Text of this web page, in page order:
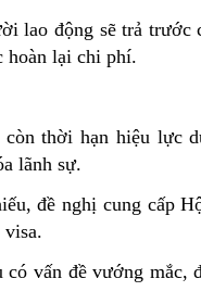
lao động sẽ trả trước
hoàn lại chi phí.
thời hạn hiệu lực
lãnh sự.
đề nghị cung cấp
visa.
có vấn đề vướng mắc,